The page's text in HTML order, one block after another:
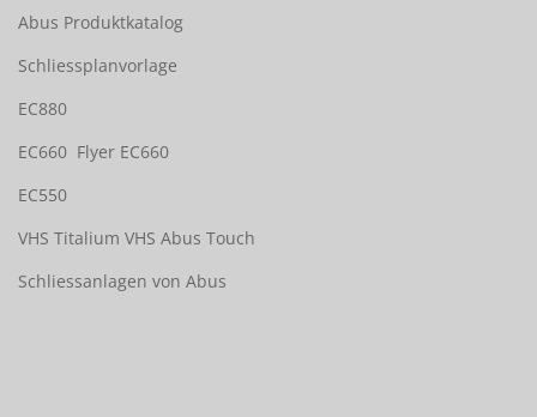
Abus Produktkatalog
Schliessplanvorlage
EC880
EC660 Flyer EC660
EC550
VHS Titalium VHS Abus Touch
Schliessanlagen von Abus